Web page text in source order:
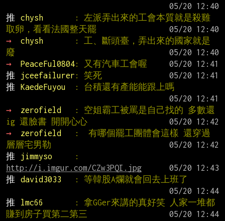
推
chysh
: 左派弄出來的工會本質就是殺雞
取卵，看看法國整天罷
→
chysh
: 工、斷頭臺，弄出來的國家就是
廢
→
PeaceFul0804: 又有汽車工會喔
推
jceefailurer : 笑死
推
KaedeFuyou
: 台積還有產能能跟上嗎
→
zerofield
: 空姐霸工被罵是自己找的 多數還
ig 還臉書 開開心心
→
zerofield
:  有哪個罷工團體會這樣 還穿過
層層宅男勒
推
jimmyso
http://i.imgur.com/CZw3PQI.jpg
推
david3033
: 等韓股A爛就會回去上班了
推
lmc66
: 拿GGer來講的真好笑 人家一堆都
賺到房子買第二第三